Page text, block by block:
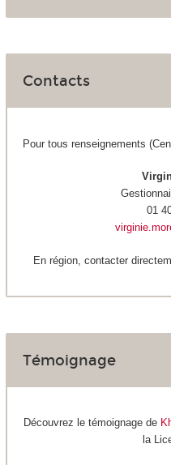
Contacts
Pour tous renseignements
01
En région, contacter
Témoignage
Découvrez le témoignage de
la